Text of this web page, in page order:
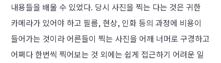
내용들을 배울 수 있었다. 당시 사진을 찍는 다는 것은 귀한
카메라가 있어야 하고 필름, 현상, 인화 등의 과정에 비용이
들어가는 것이라 어른들이 찍는 사진을 어깨 너머로 구경하고
어쩌다 한번씩 찍어보는 것 외에는 쉽게 접근하기 어려운 일